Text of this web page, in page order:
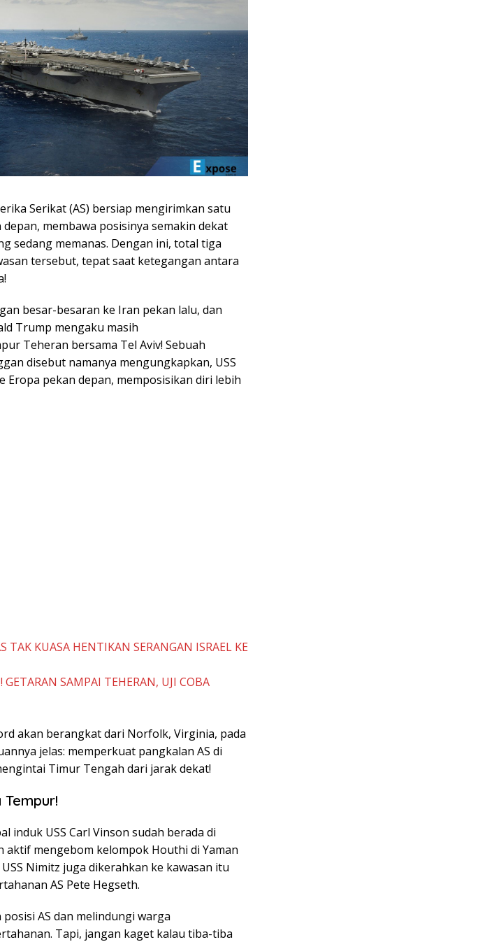
Serikat (AS) bersiap mengirimkan satu
membawa posisinya semakin dekat
sedang memanas. Dengan ini, total tiga
tersebut, tepat saat ketegangan antara
besar-besaran ke Iran pekan lalu, dan
Trump mengaku masih
Teheran bersama Tel Aviv! Sebuah
disebut namanya mengungkapkan, USS
Eropa pekan depan, memposisikan diri lebih
TAK KUASA HENTIKAN SERANGAN ISRAEL KE
SAMPAI TEHERAN, UJI COBA
akan berangkat dari Norfolk, Virginia, pada
jelas: memperkuat pangkalan AS di
Timur Tengah dari jarak dekat!
Tempur!
induk USS Carl Vinson sudah berada di
aktif mengebom kelompok Houthi di Yaman
Nimitz juga dikerahkan ke kawasan itu
AS Pete Hegseth.
AS dan melindungi warga
Tapi, jangan kaget kalau tiba-tiba